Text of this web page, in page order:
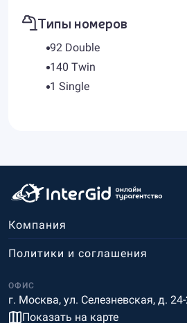
Типы номеров
92 Double
140 Twin
1 Single
Компания
ОФИС
г. Москва, ул. Селезневская, д.
Показать на карте
Политики и соглашения